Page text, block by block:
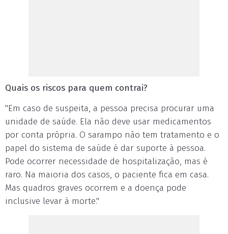
Quais os riscos para quem contrai?
"Em caso de suspeita, a pessoa precisa procurar uma
unidade de saúde. Ela não deve usar medicamentos
por conta própria. O sarampo não tem tratamento e o
papel do sistema de saúde é dar suporte à pessoa.
Pode ocorrer necessidade de hospitalização, mas é
raro. Na maioria dos casos, o paciente fica em casa.
Mas quadros graves ocorrem e a doença pode
inclusive levar à morte."